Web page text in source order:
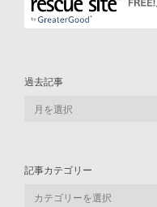
過去記事
記事カテゴリー